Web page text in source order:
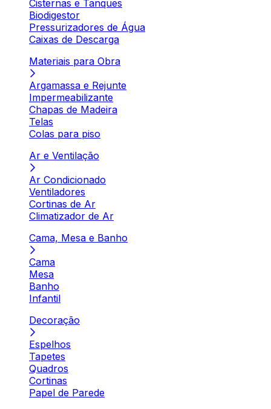
Cisternas e Tanques
Biodigestor
Pressurizadores de Água
Caixas de Descarga
Materiais para Obra
Argamassa e Rejunte
Impermeabilizante
Chapas de Madeira
Telas
Colas para piso
Ar e Ventilação
Ar Condicionado
Ventiladores
Cortinas de Ar
Climatizador de Ar
Cama, Mesa e Banho
Cama
Mesa
Banho
Infantil
Decoração
Espelhos
Tapetes
Quadros
Cortinas
Papel de Parede